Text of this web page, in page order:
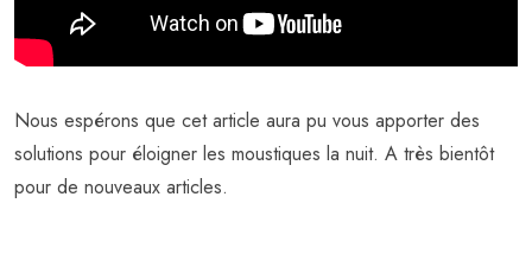
Nous espérons que cet article aura pu vous apporter des
solutions pour éloigner les moustiques la nuit. A très bientôt
pour de nouveaux articles.